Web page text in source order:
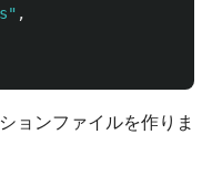
" ,
ョンファイルを作りま